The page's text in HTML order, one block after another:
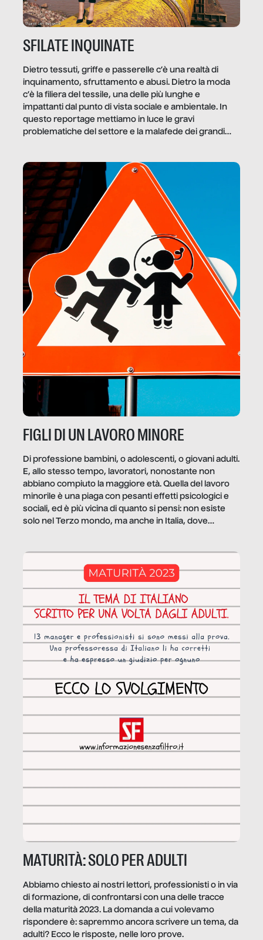
SFILATE INQUINATE
Dietro tessuti, griffe e passerelle c’è una realtà di
inquinamento, sfruttamento e abusi. Dietro la moda
c’è la filiera del tessile, una delle più lunghe e
impattanti dal punto di vista sociale e ambientale. In
questo reportage mettiamo in luce le gravi
problematiche del settore e la malafede dei grandi
FIGLI DI UN LAVORO MINORE
Di professione bambini, o adolescenti, o giovani adulti.
E, allo stesso tempo, lavoratori, nonostante non
abbiano compiuto la maggiore età. Quella del lavoro
minorile è una piaga con pesanti effetti psicologici e
sociali, ed è più vicina di quanto si pensi: non esiste
solo nel Terzo mondo, ma anche in Italia, dove
MATURITÀ: SOLO PER ADULTI
Abbiamo chiesto ai nostri lettori, professionisti o in via
di formazione, di confrontarsi con una delle tracce
della maturità 2023. La domanda a cui volevamo
rispondere è: sapremmo ancora scrivere un tema, da
adulti? Ecco le risposte, nelle loro prove.